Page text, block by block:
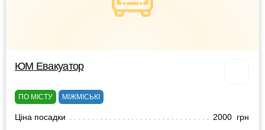
ЮМ Евакуатор
ПО МІСТУ МІЖМІСЬКІ
Ціна посадки
2000 грн